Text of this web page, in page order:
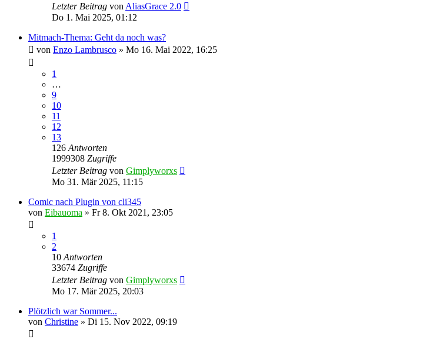
Letzter Beitrag von AliasGrace 2.0
Do 1. Mai 2025, 01:12
Mitmach-Thema: Geht da noch was?
von Enzo Lambrusco » Mo 16. Mai 2022, 16:25
1
…
9
10
11
12
13
126 Antworten
1999308 Zugriffe
Letzter Beitrag von Gimplyworxs
Mo 31. Mär 2025, 11:15
Comic nach Plugin von cli345
von Eibauoma » Fr 8. Okt 2021, 23:05
1
2
10 Antworten
33674 Zugriffe
Letzter Beitrag von Gimplyworxs
Mo 17. Mär 2025, 20:03
Plötzlich war Sommer...
von Christine » Di 15. Nov 2022, 09:19